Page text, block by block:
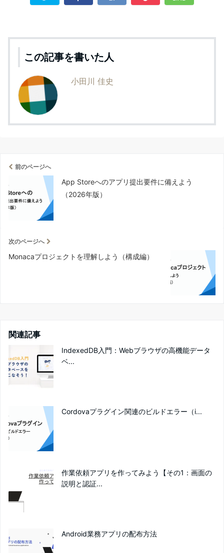
この記事を書いた人
小田川 佳史
前のページへ
App Storeへのアプリ提出要件に備えよう
（2026年版）
次のページへ
Monacaプロジェクトを理解しよう（構成編）
関連記事
IndexedDB入門：Webブラウザの高機能データ
ベ...
Cordovaプラグイン関連のビルドエラー（i...
作業依頼アプリを作ってみよう【その1：画面の
説明と認証...
Android業務アプリの配布方法